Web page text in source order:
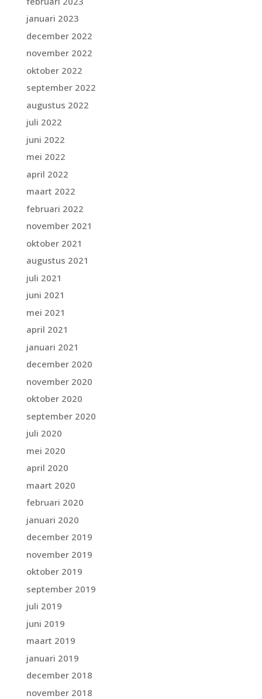
januari 2023
december 2022
november 2022
oktober 2022
september 2022
augustus 2022
juli 2022
juni 2022
mei 2022
april 2022
maart 2022
februari 2022
november 2021
oktober 2021
augustus 2021
juli 2021
juni 2021
mei 2021
april 2021
januari 2021
december 2020
november 2020
oktober 2020
september 2020
juli 2020
mei 2020
april 2020
maart 2020
februari 2020
januari 2020
december 2019
november 2019
oktober 2019
september 2019
juli 2019
juni 2019
maart 2019
januari 2019
december 2018
november 2018